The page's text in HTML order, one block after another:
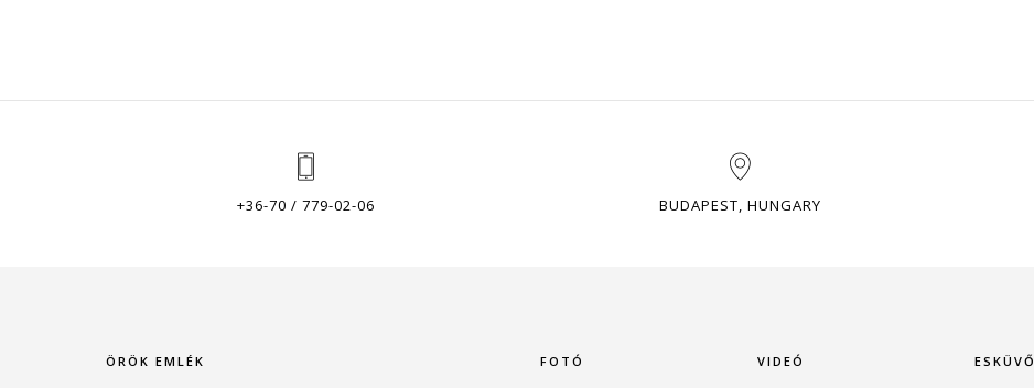
+36-70 / 779-02-06 BUDAPEST, HUNGARY
ÖRÖK EMLÉK FOTÓ VIDEÓ ESKÜVŐ